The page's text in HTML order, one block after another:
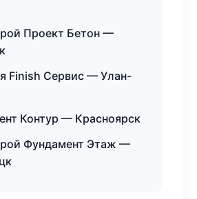
Проект Бетон —
Finish Сервис — Улан-
Контур — Красноярск
Фундамент Этаж —